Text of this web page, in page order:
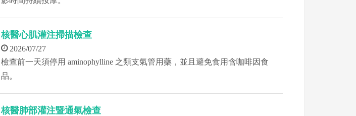
核醫心肌灌注掃描檢查
2026/07/27
檢查前一天須停用 aminophylline 之類支氣管用藥，並且避免食用含咖啡因食
品。
核醫肺部灌注暨通氣檢查